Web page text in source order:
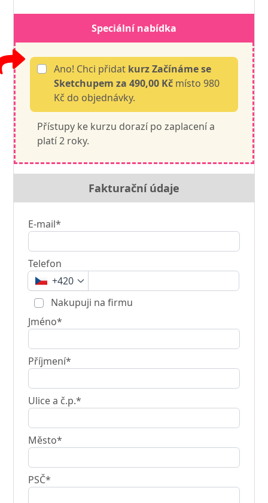
Speciální nabídka
Ano! Chci přidat kurz Začínáme se
Sketchupemza 490,00 Kč místo 980
Kč do objednávky.
Přístupy ke kurzu dorazí po zaplacení a
platí 2 roky.
Fakturační údaje
E-mail*
Telefon
+420
Nakupuji na firmu
Jméno*
Příjmení*
Ulice a č.p.*
Město*
PSČ*